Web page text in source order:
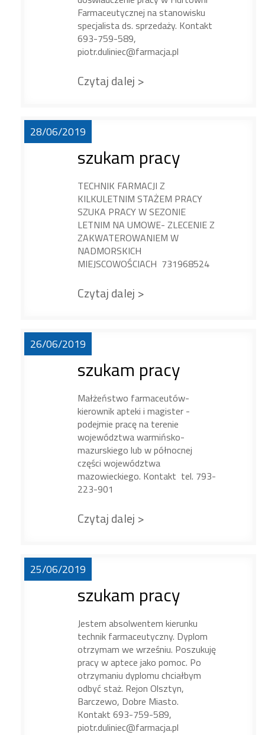
Farmaceutycznej na stanowisku
specjalista ds. sprzedaży. Kontakt
693-759-589,
piotr.duliniec@farmacja.pl
Czytaj dalej >
28/06/2019
szukam pracy
TECHNIK FARMACJI Z
KILKULETNIM STAŻEM PRACY
SZUKA PRACY W SEZONIE
LETNIM NA UMOWE- ZLECENIE Z
ZAKWATEROWANIEM W
NADMORSKICH
MIEJSCOWOŚCIACH 731968524
Czytaj dalej >
26/06/2019
szukam pracy
Małżeństwo farmaceutów-
kierownik apteki i magister -
podejmie pracę na terenie
województwa warmińsko-
mazurskiego lub w północnej
części województwa
mazowieckiego. Kontakt tel. 793-
223-901
Czytaj dalej >
25/06/2019
szukam pracy
Jestem absolwentem kierunku
technik farmaceutyczny. Dyplom
otrzymam we wrześniu. Poszukuję
pracy w aptece jako pomoc. Po
otrzymaniu dyplomu chciałbym
odbyć staż. Rejon Olsztyn,
Barczewo, Dobre Miasto.
Kontakt 693-759-589,
piotr.duliniec@farmacja.pl